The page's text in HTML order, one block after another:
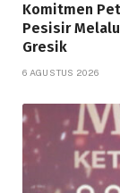
Komitmen
Pesisir
Gresik
6 AGUSTUS 2026